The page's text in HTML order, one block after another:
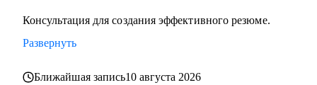
в направлениях: Разработка, Тестирование, Техническая
поддержка, Прикладное и системное администрирование,
Системная аналитика
Консультация для создания эффективного резюме.
Развернуть
Ближайшая запись10 августа 2026